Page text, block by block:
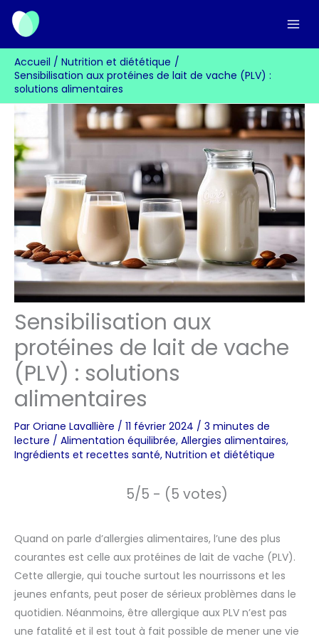
Aller
contenu
Accueil
Nutrition et diététique
Sensibilisation aux protéines de lait de vache (PLV) :
solutions alimentaires
Sensibilisation aux
protéines de lait de vache
(PLV) : solutions
alimentaires
Par Oriane Lavallière / 11 février 2024 / 3 minutes de
lecture / Alimentation équilibrée, Allergies alimentaires,
Ingrédients et recettes santé, Nutrition et diététique
5/5 - (5 votes)
Quand on parle d’allergies alimentaires, l’une des plus
courantes est celle aux protéines de lait de vache (PLV).
Cette allergie, qui touche surtout les nourrissons et les
jeunes enfants, peut poser de sérieux problèmes dans le
quotidien. Néanmoins, être allergique aux PLV n’est pas
une fatalité et il est tout à fait possible de mener une vie